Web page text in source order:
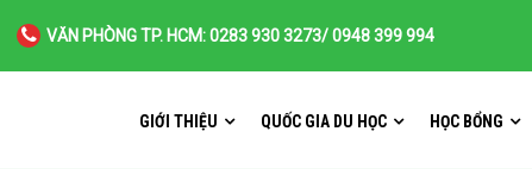
VĂN PHÒNG TP. HCM: 0283 930 3273/ 0948 399 994
GIỚI THIỆU QUỐC GIA DU HỌC HỌC BỔNG